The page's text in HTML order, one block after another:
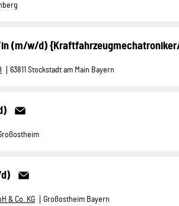
in (m/w/d)
63811 Stockstadt am Main Bayern
& Co. KG Großostheim Bayern